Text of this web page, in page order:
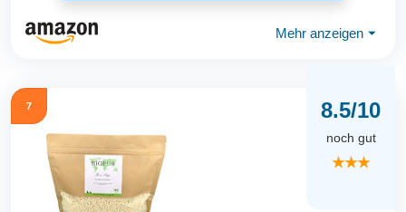
Mehr anzeigen ⏷
7 8.5/10
noch gut
★★★